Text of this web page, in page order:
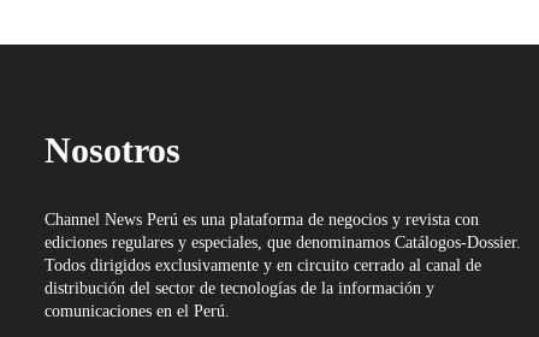
Nosotros
Channel News Perú es una plataforma de negocios y revista con
ediciones regulares y especiales, que denominamos Catálogos-Dossier.
Todos dirigidos exclusivamente y en circuito cerrado al canal de
distribución del sector de tecnologías de la información y
comunicaciones en el Perú.